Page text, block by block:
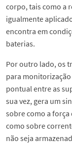
corpo, tais como a
igualmente
encontra em
baterias.
Por outro lado, os
para
pontual entre as
sua vez, gera um
sobre como a
como sobre
não seja